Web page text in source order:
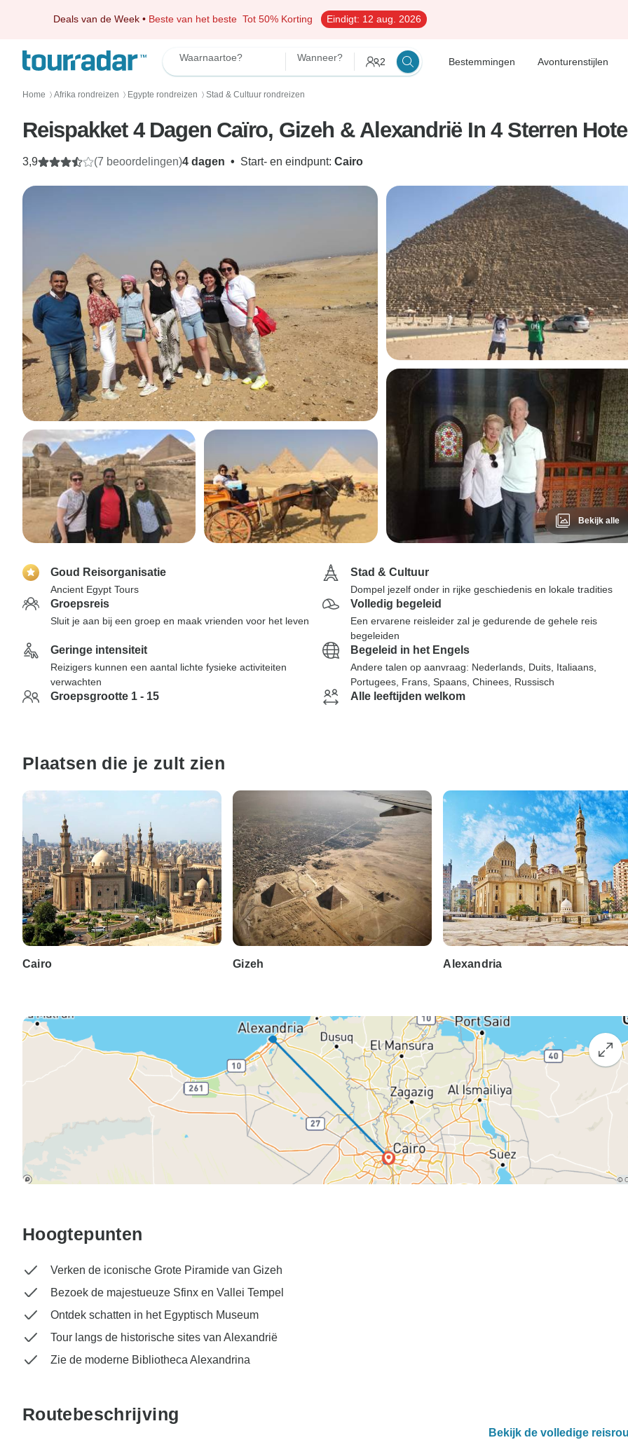
Deals van de Week • Beste van het beste Tot 50% Korting Eindigt: 12 aug. 2026
Waarnaartoe? Wanneer? 2 Bestemmingen Avonturenstijlen
Home 〉 Afrika rondreizen 〉 Egypte rondreizen 〉 Stad & Cultuur rondreizen
Reispakket 4 Dagen Caïro, Gizeh & Alexandrië In 4 Sterren
4 dagen • Start- en eindpunt: Cairo
3,9 (7 beoordelingen)
Bekijk alle
Goud Reisorganisatie
Ancient Egypt Tours
Stad & Cultuur
Dompel jezelf onder in rijke geschiedenis en lokale tradities
Groepsreis
Sluit je aan bij een groep en maak vrienden voor het leven
Volledig begeleid
Een ervarene reisleider zal je gedurende de gehele reis
begeleiden
Geringe intensiteit
Reizigers kunnen een aantal lichte fysieke activiteiten
verwachten
Begeleid in het Engels
Andere talen op aanvraag: Nederlands, Duits, Italiaans,
Portugees, Frans, Spaans, Chinees, Russisch
Groepsgrootte 1 - 15 Alle leeftijden welkom
Plaatsen die je zult zien
Cairo Gizeh Alexandria
Hoogtepunten
Verken de iconische Grote Piramide van Gizeh
Bezoek de majestueuze Sfinx en Vallei Tempel
Ontdek schatten in het Egyptisch Museum
Tour langs de historische sites van Alexandrië
Zie de moderne Bibliotheca Alexandrina
Routebeschrijving
Bekijk de volledige